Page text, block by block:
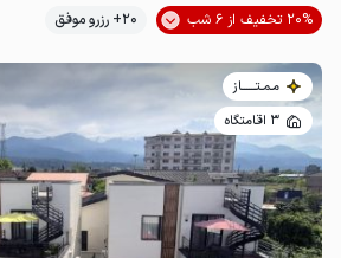
20% تخفیف از 6 شب
20+ رزرو موفق
مـمـتــــــاز
3 اقامتگاه